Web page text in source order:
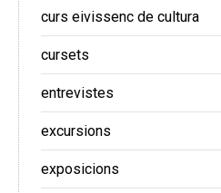
curs eivissenc de cultura
cursets
entrevistes
excursions
exposicions